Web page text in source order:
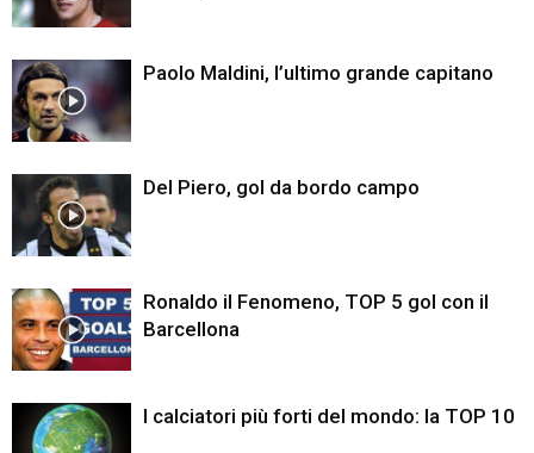
Paolo Maldini, l’ultimo grande capitano
Del Piero, gol da bordo campo
Ronaldo il Fenomeno, TOP 5 gol con il
Barcellona
I calciatori più forti del mondo: la TOP 10